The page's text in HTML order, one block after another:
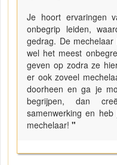
Je hoort ervaringen
onbegrip leiden,
gedrag. De
wel het meest
geven op zodra ze
er ook zoveel
doorheen en ga je
begrijpen, dan
samenwerking en
mechelaar! "